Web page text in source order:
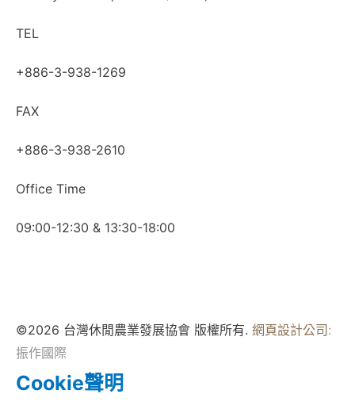
TEL
+886-3-938-1269
FAX
+886-3-938-2610
Office Time
09:00-12:30 & 13:30-18:00
©2026 台灣休閒農業發展協會 版權所有. 網頁設計公司 :
振作國際
Cookie聲明